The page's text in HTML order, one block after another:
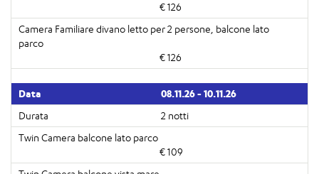
€ 126
€ 126
08.11.26 - 10.11.26
2 notti
€ 109